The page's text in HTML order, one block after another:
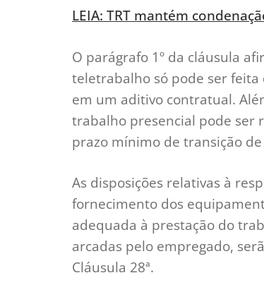
LEIA: TRT mantém
O parágrafo 1º da cláusula
teletrabalho só pode ser
em um aditivo contratual.
trabalho presencial pode ser
prazo mínimo de transição
As disposições relativas à
fornecimento dos
adequada à prestação do
arcadas pelo empregado,
Cláusula 28ª.